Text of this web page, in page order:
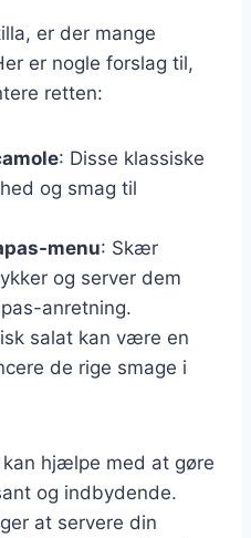
er der mange
er nogle forslag til,
retten:
: Disse klassiske
og smag til
menu: Skær
og server dem
anretning.
salat kan være en
de rige smage i
hjælpe med at gøre
og indbydende.
at servere din